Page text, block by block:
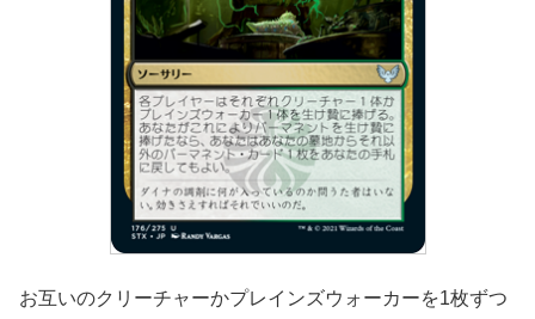
お互いのクリーチャーかプレインズウォーカーを1枚ずつ